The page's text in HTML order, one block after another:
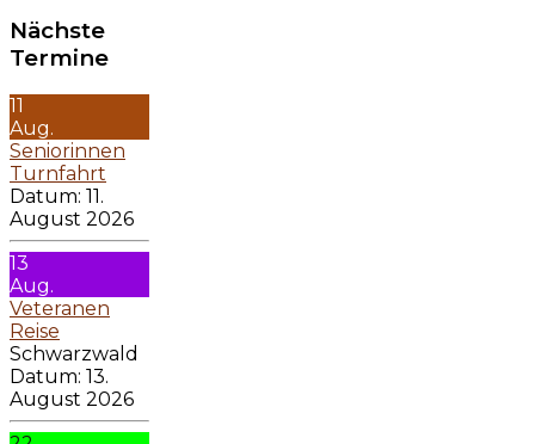
Nächste
Termine
11
Aug.
Seniorinnen
Turnfahrt
Datum: 11.
August 2026
13
Aug.
Veteranen
Reise
Schwarzwald
Datum: 13.
August 2026